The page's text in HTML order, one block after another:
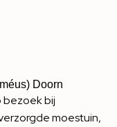
Doorn
bezoek bij
moestuin,